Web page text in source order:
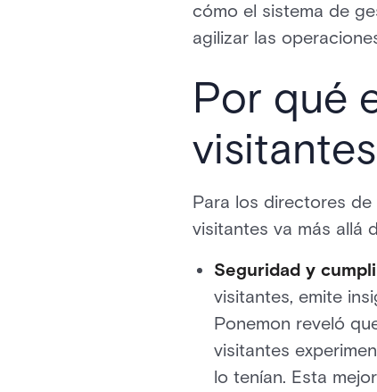
cómo el sistema de
agilizar las
Por qué
visitantes
Para los directores
visitantes va más allá
Seguridad y
visitantes, emite
Ponemon reveló
visitantes
lo tenían. Esta